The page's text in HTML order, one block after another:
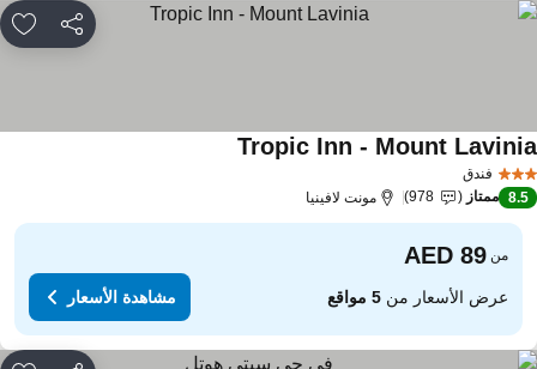
مشاركة
فندق
Tropic Inn - Mountمشاهدة الأسعار
8.5 ممتاز 978 مونت لافينيا
من
عرض الأسعار من5 مواقع مشاهدة الأسعار